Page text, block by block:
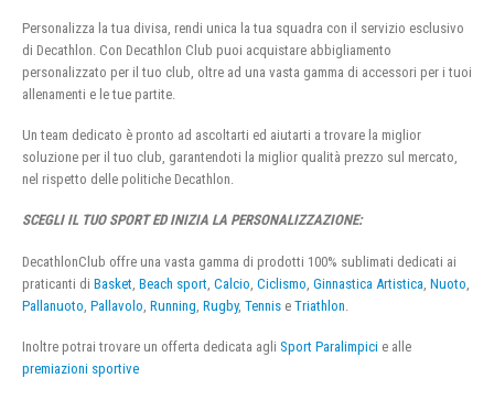
Personalizza la tua divisa, rendi unica la tua squadra con il servizio esclusivo
di Decathlon. Con Decathlon Club puoi acquistare abbigliamento
personalizzato per il tuo club, oltre ad una vasta gamma di accessori per i tuoi
allenamenti e le tue partite.
Un team dedicato è pronto ad ascoltarti ed aiutarti a trovare la miglior
soluzione per il tuo club, garantendoti la miglior qualità prezzo sul mercato,
nel rispetto delle politiche Decathlon.
SCEGLI IL TUO SPORT ED INIZIA LA PERSONALIZZAZIONE:
DecathlonClub offre una vasta gamma di prodotti 100% sublimati dedicati ai
praticanti di Basket Beach sport Calcio Ciclismo Ginnastica Artistica Nuoto
Pallanuoto Pallavolo Running Rugby, Tennis e Triathlon
Inoltre potrai trovare un offerta dedicata agli Sport Paralimpici e alle
premiazioni sportive